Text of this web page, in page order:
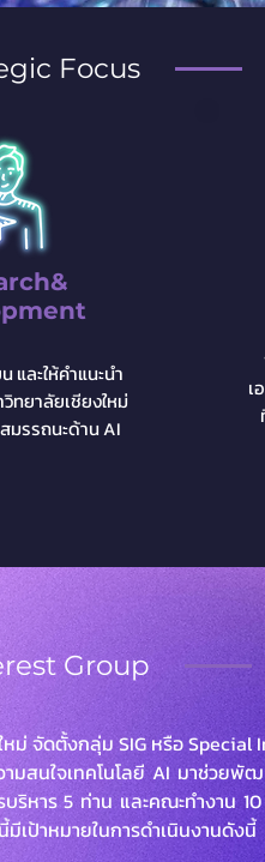
Focus
และให้คำแนะนำ
ทยาลัยเชียงใหม่
รรถนะด้าน AI
เ
Group
ม่ จัดตั้งกลุ่ม SIG หรือ Special
มสนใจเทคโนโลยี AI มาช่วยพั
ริหาร 5 ท่าน และคณะทำงาน
เป้าหมายในการดำเนินงานดังนี้